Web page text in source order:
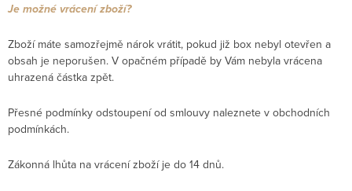
Je možné vrácení zboží?
Zboží máte samozřejmě nárok vrátit, pokud již box nebyl otevřen a
obsah je neporušen. V opačném případě by Vám nebyla vrácena
uhrazená částka zpět.
Přesné podmínky odstoupení od smlouvy naleznete v obchodních
podmínkách.
Zákonná lhůta na vrácení zboží je do 14 dnů.